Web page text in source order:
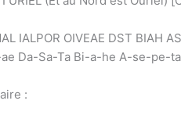
IALPOR OIVEAE DST
Da-Sa-Ta Bi-a-he A-se-pe-
: